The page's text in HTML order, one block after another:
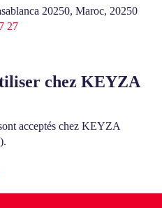
20250, Maroc, 20250
27
chez KEYZA
acceptés chez KEYZA